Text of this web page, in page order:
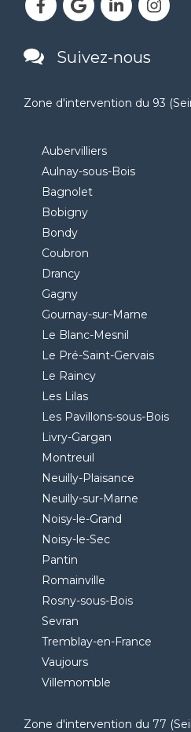
Suivez-nous
Zone d'intervention du 93
Aubervilliers
Aulnay-sous-Bois
Bagnolet
Bobigny
Bondy
Coubron
Drancy
Gagny
Gournay-sur-Marne
Le Blanc-Mesnil
Le Pré-Saint-Gervais
Le Raincy
Les Lilas
Les Pavillons-sous-Bois
Livry-Gargan
Montreuil
Neuilly-Plaisance
Neuilly-sur-Marne
Noisy-le-Grand
Noisy-le-Sec
Pantin
Romainville
Rosny-sous-Bois
Sevran
Tremblay-en-France
Vaujours
Villemomble
Zone d'intervention du 77